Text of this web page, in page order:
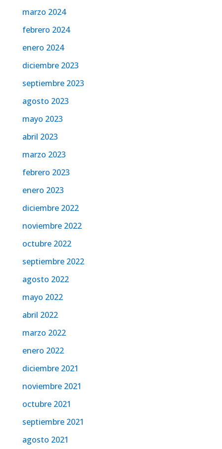
marzo 2024
febrero 2024
enero 2024
diciembre 2023
septiembre 2023
agosto 2023
mayo 2023
abril 2023
marzo 2023
febrero 2023
enero 2023
diciembre 2022
noviembre 2022
octubre 2022
septiembre 2022
agosto 2022
mayo 2022
abril 2022
marzo 2022
enero 2022
diciembre 2021
noviembre 2021
octubre 2021
septiembre 2021
agosto 2021